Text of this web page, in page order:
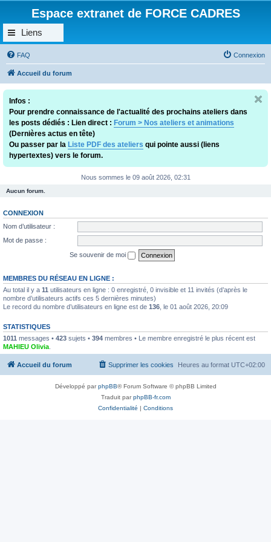
Espace extranet de FORCE CADRES
Liens
FAQ Connexion
Accueil du forum
Infos :
Pour prendre connaissance de l'actualité des prochains ateliers dans
les posts dédiés : Lien direct : Forum > Nos ateliers et animations
(Dernières actus en tête)
Ou passer par la Liste PDF des ateliers qui pointe aussi (liens
hypertextes) vers le forum.
Nous sommes le 09 août 2026, 02:31
Aucun forum.
CONNEXION
Nom d’utilisateur :
Mot de passe :
Se souvenir de moi
MEMBRES DU RÉSEAU EN LIGNE :
Au total il y a 11 utilisateurs en ligne : 0 enregistré, 0 invisible et 11 invités (d’après le
nombre d’utilisateurs actifs ces 5 dernières minutes)
Le record du nombre d’utilisateurs en ligne est de 136 , le 01 août 2026, 20:09
STATISTIQUES
1011 messages • 423 sujets • 394 membres • Le membre enregistré le plus récent est
MAHIEU Olivia
Accueil du forum Heures au format UTC+02:00
Supprimer les cookies
Développé parphpBB® Forum Software © phpBB Limited
Traduit parphpBB-fr.com
Confidentialité | Conditions